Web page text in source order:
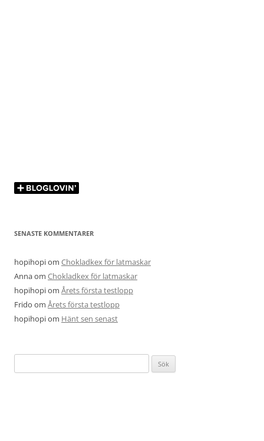
SENASTE KOMMENTARER
hopihopiom Chokladkex för latmaskar
Annaom Chokladkex för latmaskar
hopihopiom Årets första testlopp
Frido om Årets första testlopp
hopihopiom Hänt sen senast
efter: